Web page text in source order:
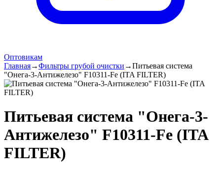
Оптовикам
Главная→Фильтры грубой очистки →Питьевая система
"Онега-3-Антижелезо" F10311-Fe (ITA FILTER)
Питьевая система "Онега-3-
Антижелезо" F10311-Fe (ITA
FILTER)